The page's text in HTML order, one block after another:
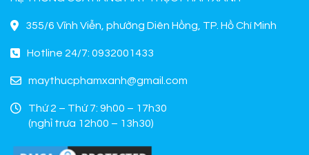
355/6 Vĩnh Viễn, phường Diên Hồng, TP. Hồ Chí Minh
Hotline 24/7: 0932001433
maythucphamxanh@gmail.com
Thứ 2 – Thứ 7: 9h00 – 17h30
(nghỉ trưa 12h00 – 13h30)